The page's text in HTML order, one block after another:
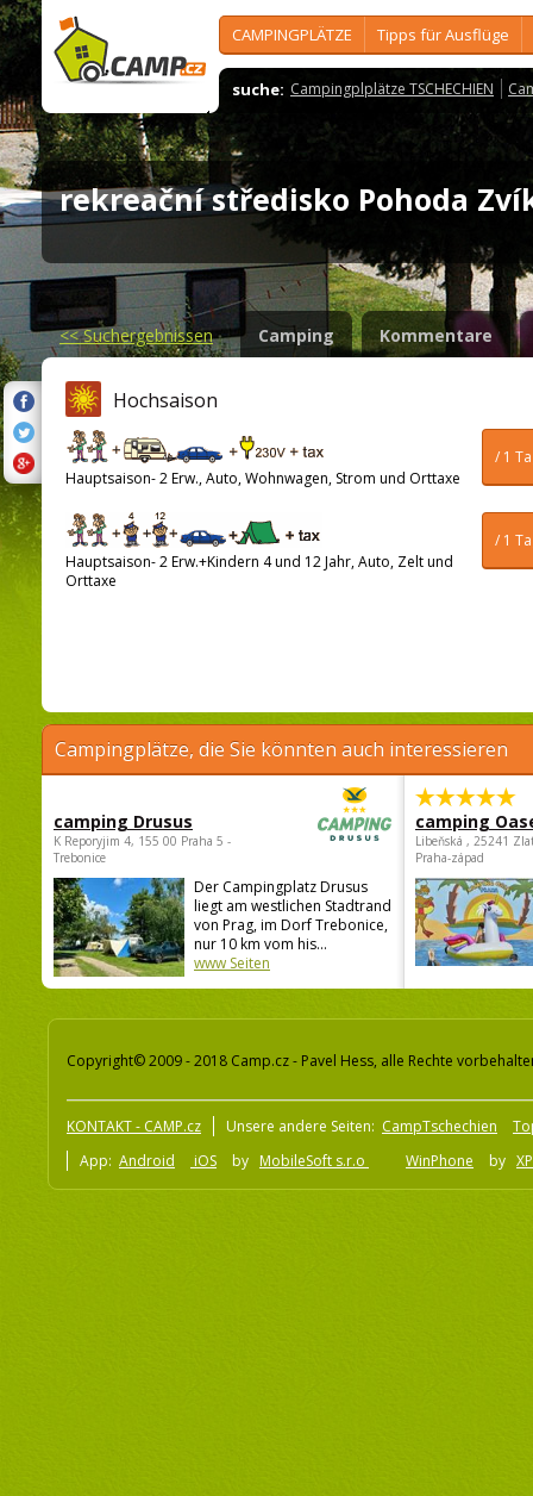
CAMPINGPLÄTZE Tipps für Ausflüge
suche: Campingplplätze TSCHECHIEN
rekreační středisko Pohoda
<<Suchergebnissen Camping Kommentare
Hochsaison
/ 1
Hauptsaison- 2 Erw., Auto, Wohnwagen, Strom und Orttaxe
/ 1
Hauptsaison- 2 Erw.+Kindern 4 und 12 Jahr, Auto, Zelt und
Orttaxe
Campingplätze, die Sie könnten auch interessieren
camping Drusus
K Reporyjim 4, 155 00 Praha 5 -
Trebonice
Der Campingplatz Drusus
liegt am westlichen Stadtrand
von Prag, im Dorf Trebonice,
nur 10 km vom his...
www Seiten
camping
Libeňská , 25241
Praha-západ
Copyright© 2009 - 2018 Camp.cz - Pavel Hess, alle Rechte
KONTAKT - CAMP.cz Unsere andere Seiten: CampTschechien
App: Android iOS by MobileSoft s.r.o WinPhone by